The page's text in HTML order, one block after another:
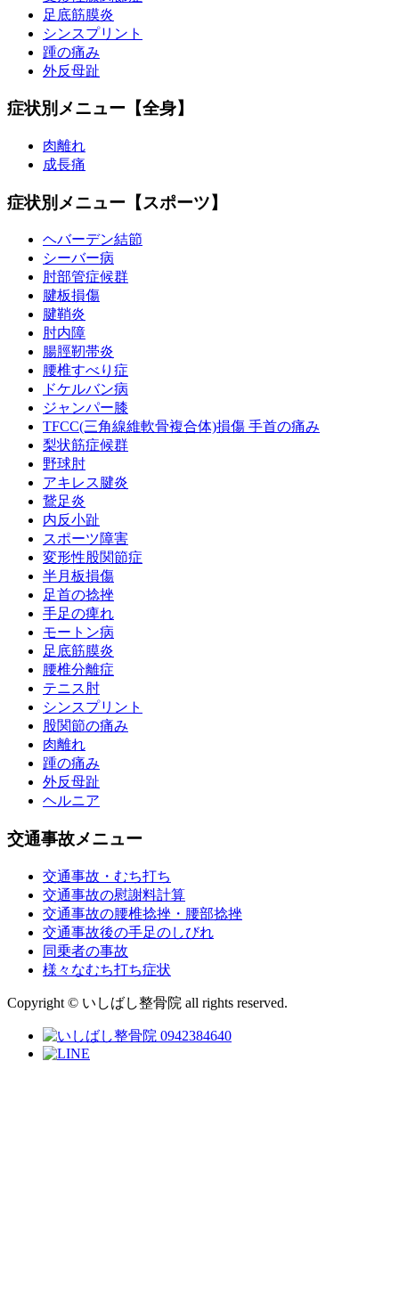
足底筋膜炎
シンスプリント
踵の痛み
外反母趾
症状別メニュー【全身】
肉離れ
成長痛
症状別メニュー【スポーツ】
ヘバーデン結節
シーバー病
肘部管症候群
腱板損傷
腱鞘炎
肘内障
腸脛靭帯炎
腰椎すべり症
ドケルバン病
ジャンパー膝
TFCC(三角線維軟骨複合体)損傷 手首の痛み
梨状筋症候群
野球肘
アキレス腱炎
鵞足炎
内反小趾
スポーツ障害
変形性股関節症
半月板損傷
足首の捻挫
手足の痺れ
モートン病
足底筋膜炎
腰椎分離症
テニス肘
シンスプリント
股関節の痛み
肉離れ
踵の痛み
外反母趾
ヘルニア
交通事故メニュー
交通事故・むち打ち
交通事故の慰謝料計算
交通事故の腰椎捻挫・腰部捻挫
交通事故後の手足のしびれ
同乗者の事故
様々なむち打ち症状
Copyright © いしばし整骨院 all rights reserved.